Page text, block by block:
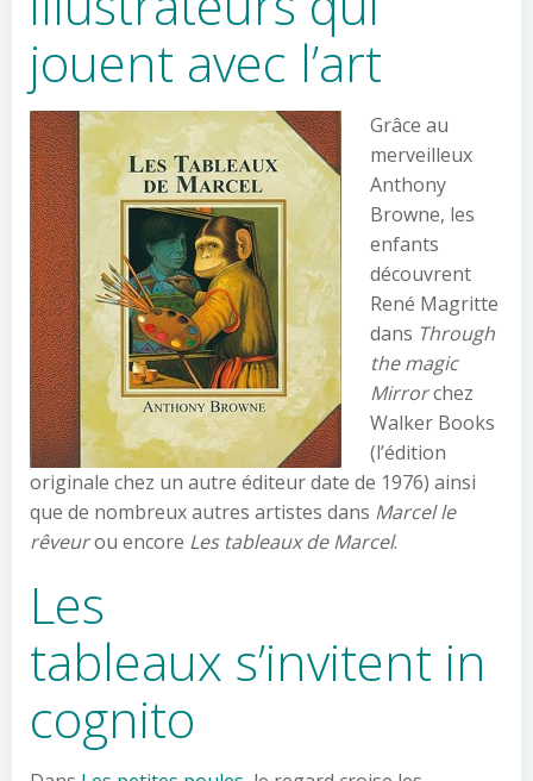
jouent avec l’art
Grâce au
merveilleux
Anthony
Browne, les
enfants
découvrent
René Magritte
dans Through
the magic
Mirrorchez
Walker Books
(l’édition
originale chez un autre éditeur date de 1976) ainsi
que de nombreux autres artistes dans Marcel le
rêveurou encore Les tableaux de Marcel.
Les
tableaux s’invitent in
cognito